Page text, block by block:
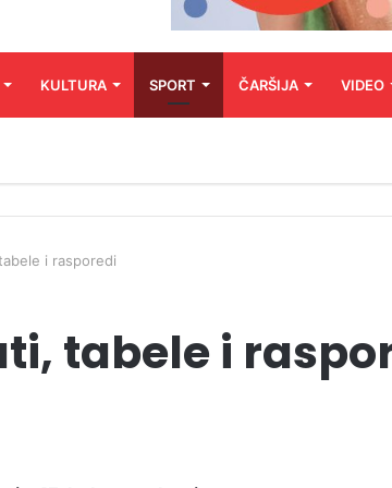
KULTURA SPORT ČARŠIJA VIDEO
i rasporedi
tabele i